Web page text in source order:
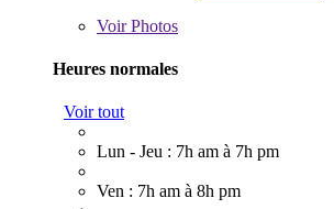
VoirPhotos
Heures normales
Voir tout
Lun - Jeu : 7h am à 7h pm
Ven : 7h am à 8h pm